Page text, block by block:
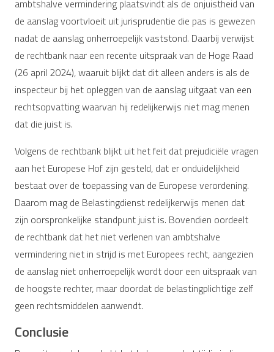
ambtshalve vermindering plaatsvindt als de onjuistheid van
de aanslag voortvloeit uit jurisprudentie die pas is gewezen
nadat de aanslag onherroepelijk vaststond. Daarbij verwijst
de rechtbank naar een recente uitspraak van de Hoge Raad
(26 april 2024), waaruit blijkt dat dit alleen anders is als de
inspecteur bij het opleggen van de aanslag uitgaat van een
rechtsopvatting waarvan hij redelijkerwijs niet mag menen
dat die juist is.
Volgens de rechtbank blijkt uit het feit dat prejudiciële vragen
aan het Europese Hof zijn gesteld, dat er onduidelijkheid
bestaat over de toepassing van de Europese verordening.
Daarom mag de Belastingdienst redelijkerwijs menen dat
zijn oorspronkelijke standpunt juist is. Bovendien oordeelt
de rechtbank dat het niet verlenen van ambtshalve
vermindering niet in strijd is met Europees recht, aangezien
de aanslag niet onherroepelijk wordt door een uitspraak van
de hoogste rechter, maar doordat de belastingplichtige zelf
geen rechtsmiddelen aanwendt.
Conclusie